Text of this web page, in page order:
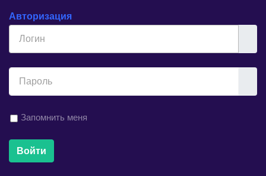
Авторизация
Запомнить меня
Войти